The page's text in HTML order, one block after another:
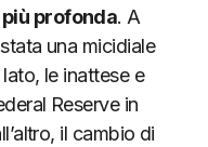
profonda. A
una micidiale
le inattese e
Reserve in
il cambio di